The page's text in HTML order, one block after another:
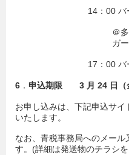
14：00 バ
＠
ガ
17：00 バ
6 ． 申込期限 3 月 24 日（
お申し込みは、下記申込サ
いたします。
なお、青税事務局へのメール
す。(詳細は発送物のチラシ